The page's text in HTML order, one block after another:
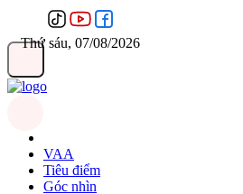
Thứ sáu, 07/08/2026
VAA
Tiêu điểm
Góc nhìn